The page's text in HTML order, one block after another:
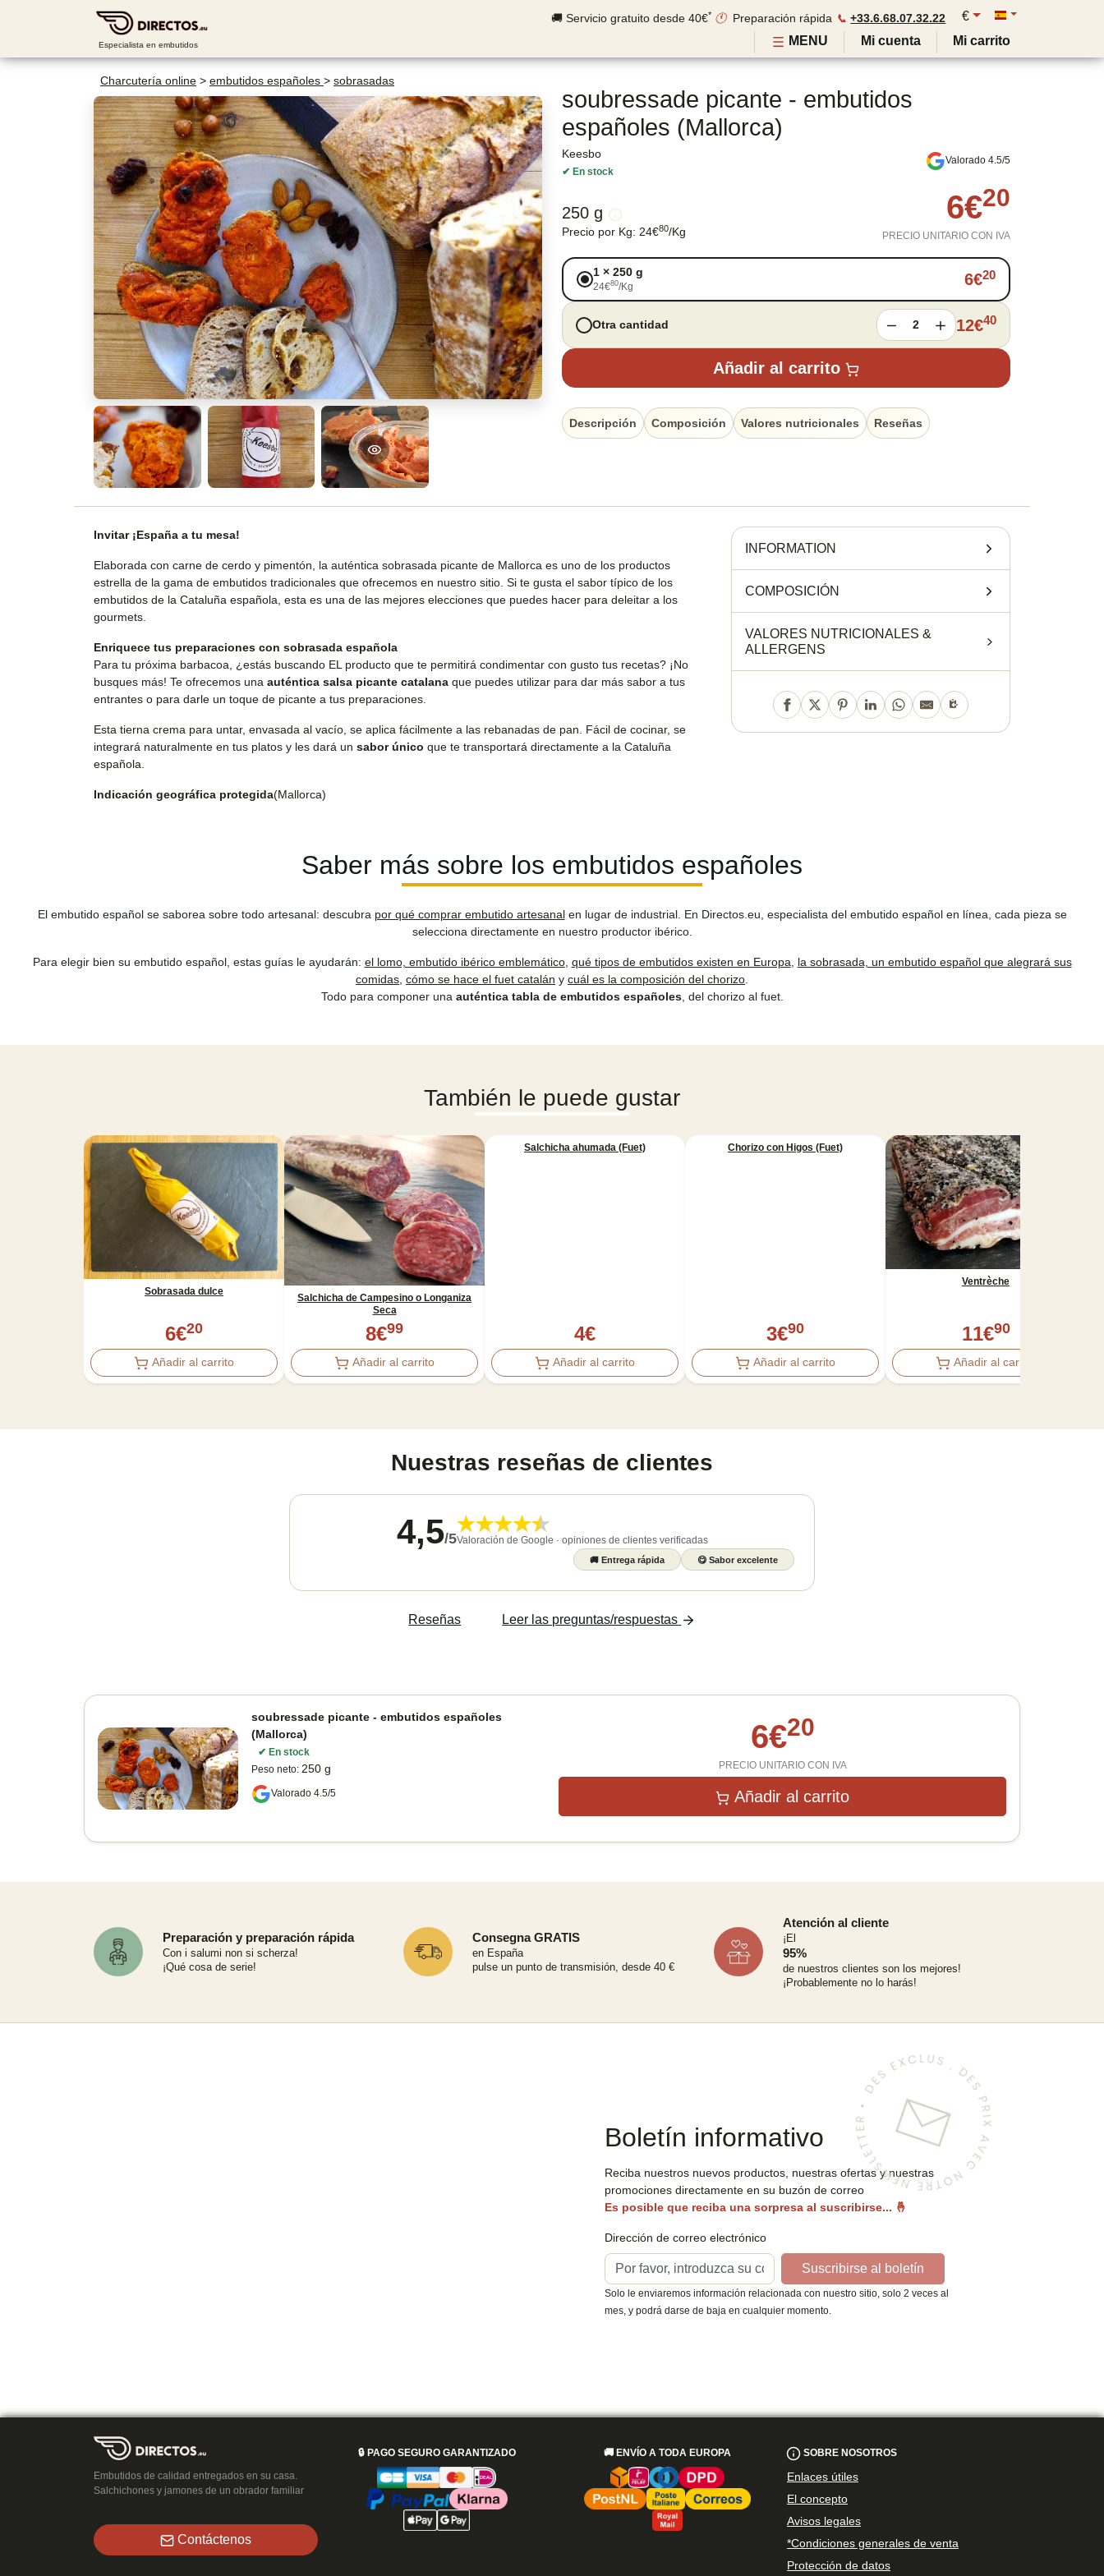
Especialista en embutidos
🚚 Servicio gratuito desde 40€* 🕚 Preparación rápida 📞+33.6.68.07.32.22
€
MENU
Mi cuenta Mi carrito
Charcutería online > embutidos españoles > sobrasadas
soubressade picante - embutidos
españoles (Mallorca)
Keesbo
✔ En stock
Valorado 4.5/5
250 g
Precio por Kg: 24€80/Kg
6€20
PRECIO UNITARIO CON IVA
1 × 250 g
24€80/Kg 6€20
Otra cantidad 2 12€40
Añadir al carrito
Descripción Composición Valores nutricionales Reseñas
Invitar ¡España a tu mesa!
Elaborada con carne de cerdo y pimentón, la auténtica sobrasada picante de Mallorca es uno de los productos
estrella de la gama de embutidos tradicionales que ofrecemos en nuestro sitio. Si te gusta el sabor típico de los
embutidos de la Cataluña española, esta es una de las mejores elecciones que puedes hacer para deleitar a los
gourmets.
Enriquece tus preparaciones con sobrasada española
Para tu próxima barbacoa, ¿estás buscando EL producto que te permitirá condimentar con gusto tus recetas? ¡No
busques más! Te ofrecemos una auténtica salsa picante catalana que puedes utilizar para dar más sabor a tus
entrantes o para darle un toque de picante a tus preparaciones.
Esta tierna crema para untar, envasada al vacío, se aplica fácilmente a las rebanadas de pan. Fácil de cocinar, se
integrará naturalmente en tus platos y les dará un sabor único que te transportará directamente a la Cataluña
española.
Indicación geográfica protegida(Mallorca)
INFORMATION
COMPOSICIÓN
VALORES NUTRICIONALES &
ALLERGENS
Saber más sobre los embutidos españoles
El embutido español se saborea sobre todo artesanal: descubra por qué comprar embutido artesanalen lugar de industrial. En Directos.eu, especialista del embutido español en línea, cada pieza se
selecciona directamente en nuestro productor ibérico.
Para elegir bien su embutido español, estas guías le ayudarán: el lomo, embutido ibérico emblemático, qué tipos de embutidos existen en Europa
la sobrasada, un embutido español que alegrará sus
comidas cómo se hace el fuet catalán y cuál es la composición del chorizo
Todo para componer una auténtica tabla de embutidos españoles, del chorizo al fuet.
También le puede gustar
Sobrasada dulce
6€20
Añadir al carrito
Salchicha de Campesino o Longaniza
Seca
8€99
Añadir al carrito
Salchicha ahumada (Fuet)
4€
Añadir al carrito
Chorizo ​​con Higos (Fuet)
3€90
Añadir al carrito
Ventrèche
11€90
Añadir al carrito
Nuestras reseñas de clientes
4,5/5Valoración de Google · opiniones de clientes verificadas
🚚 Entrega rápida 😋Sabor excelente
Reseñas Leer las preguntas/respuestas
soubressade picante - embutidos españoles
(Mallorca)
✔ En stock
Peso neto: 250 g
Valorado 4.5/5
6€20
PRECIO UNITARIO CON IVA
Añadir al carrito
Preparación y preparación rápida
Con i salumi non si scherza!
¡Qué cosa de serie!
Consegna GRATIS
en España
pulse un punto de transmisión, desde 40 €
Atención al cliente
¡El
95%
de nuestros clientes son los mejores!
¡Probablemente no lo harás!
Boletín informativo
Reciba nuestros nuevos productos, nuestras ofertas y nuestras
promociones directamente en su buzón de correo
Es posible que reciba una sorpresa al suscribirse... 🤞
Dirección de correo electrónico
Suscribirse al boletín
Solo le enviaremos información relacionada con nuestro sitio, solo 2 veces al
mes, y podrá darse de baja en cualquier momento.
Embutidos de calidad entregados en su casa.
Salchichones y jamones de un obrador familiar
Contáctenos
🔒 PAGO SEGURO GARANTIZADO 🚚 ENVÍO A TODA EUROPA SOBRE NOSOTROS
Enlaces útiles
El concepto
Avisos legales
*Condiciones generales de venta
Protección de datos